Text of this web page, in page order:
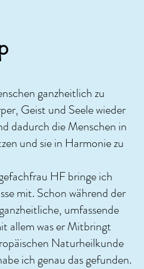
ganzheitlich zu
Geist und Seele wieder
dadurch die Menschen in
und sie in Harmonie zu
HF bringe ich
mit. Schon während der
umfassende
allem was er Mitbringt
Naturheilkunde
ich genau das gefunden.